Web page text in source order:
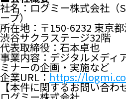
社名：ログミー株式会社（
ープ）
所在地：〒150-6232 東京
渋谷サクラステージ32階
代表取締役：石本卓也
事業内容：デジタルメディ
ミナーの企画・実施など
企業URL： https://
【本件に関するお問い合わ